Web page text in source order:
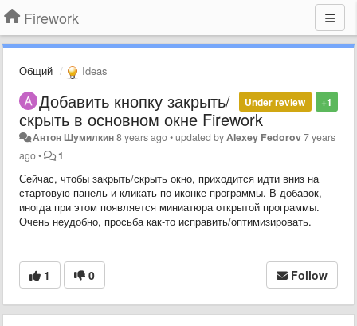
Firework
Общий Ideas
+1
Under review
Добавить кнопку закрыть/
скрыть в основном окне Firework
Антон Шумилкин8 years ago•updated by Alexey Fedorov7 years
ago• 1
Сейчас, чтобы закрыть/скрыть окно, приходится идти вниз на
стартовую панель и кликать по иконке программы. В добавок,
иногда при этом появляется миниатюра открытой программы.
Очень неудобно, просьба как-то исправить/оптимизировать.
1 0 Follow